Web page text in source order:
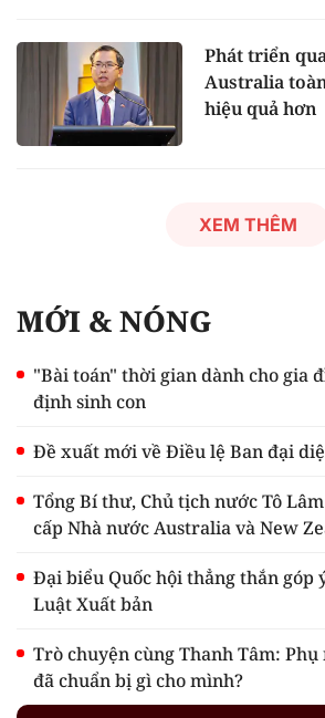
Phát triển
Australia
hiệu quả hơn
XEM THÊM
MỚI & NÓNG
"Bài toán" thời gian dành cho gia
định sinh con
Đề xuất mới về Điều lệ Ban đại
Tổng Bí thư, Chủ tịch nước Tô
cấp Nhà nước Australia và New
Đại biểu Quốc hội thẳng thắn góp
Luật Xuất bản
Trò chuyện cùng Thanh Tâm:
đã chuẩn bị gì cho mình?